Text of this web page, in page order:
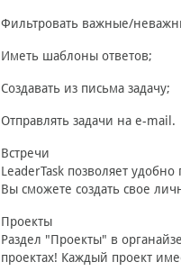
Фильтровать важные/
Иметь шаблоны ответов;
Создавать из письма задачу;
Отправлять задачи на e-mail.
Встречи
LeaderTask позволяет
Вы сможете создать свое
Проекты
Раздел "Проекты" в
проектах! Каждый проект